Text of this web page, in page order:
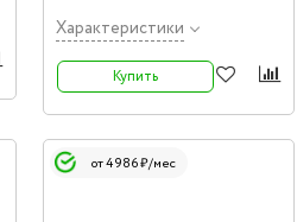
Характеристики
Купить
от 4 986 ₽/мес